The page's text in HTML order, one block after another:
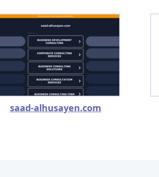
saad-alhusayen.com